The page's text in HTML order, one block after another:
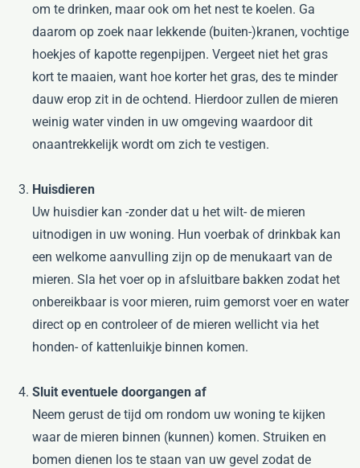
om te drinken, maar ook om het nest te koelen. Ga
daarom op zoek naar lekkende (buiten-)kranen, vochtige
hoekjes of kapotte regenpijpen. Vergeet niet het gras
kort te maaien, want hoe korter het gras, des te minder
dauw erop zit in de ochtend. Hierdoor zullen de mieren
weinig water vinden in uw omgeving waardoor dit
onaantrekkelijk wordt om zich te vestigen.
Huisdieren
Uw huisdier kan -zonder dat u het wilt- de mieren
uitnodigen in uw woning. Hun voerbak of drinkbak kan
een welkome aanvulling zijn op de menukaart van de
mieren. Sla het voer op in afsluitbare bakken zodat het
onbereikbaar is voor mieren, ruim gemorst voer en water
direct op en controleer of de mieren wellicht via het
honden- of kattenluikje binnen komen.
Sluit eventuele doorgangen af
Neem gerust de tijd om rondom uw woning te kijken
waar de mieren binnen (kunnen) komen. Struiken en
bomen dienen los te staan van uw gevel zodat de